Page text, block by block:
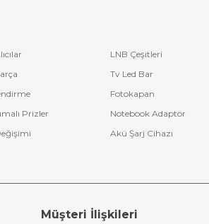
LNB Çeşitleri
Tv Led Bar
Fotokapan
Prizler Notebook Adaptör
Akü Şarj Cihazı
Müşteri İlişkileri